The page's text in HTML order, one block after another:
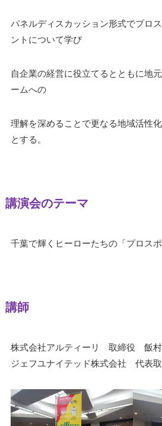
パネルディスカッション形式でプロ
ントについて学び
自企業の経営に役立てるとともに地
ームへの
理解を深めることで更なる地域活性
とする。
講演会のテーマ
千葉で輝くヒーローたちの「プロスポ
講師
株式会社アルティーリ 取締役 飯
ジェフユナイテッド株式会社 代